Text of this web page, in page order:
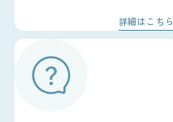
詳細はこちら